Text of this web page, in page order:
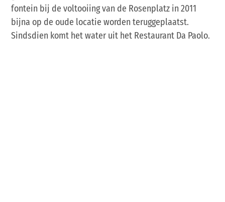
fontein bij de voltooiing van de Rosenplatz in 2011
bijna op de oude locatie worden teruggeplaatst.
Sindsdien komt het water uit het Restaurant Da Paolo.